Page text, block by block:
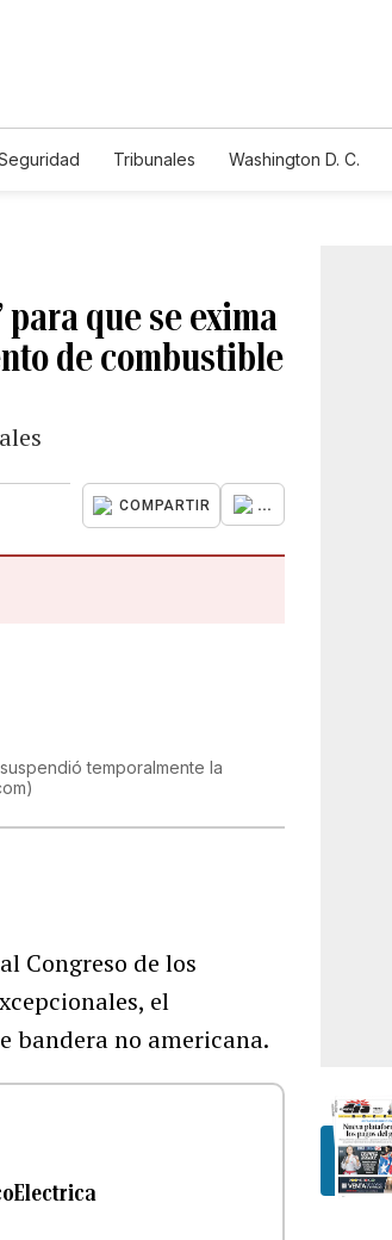
Tribunales Washington D. C.
que se exima
de combustible
COMPARTIR ...
temporalmente la
)
Congreso de los
el
bandera no americana.